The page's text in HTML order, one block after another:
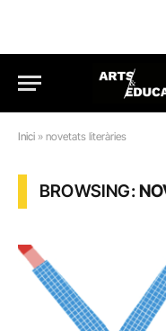
Inici » novetats literàries
BROWSING: